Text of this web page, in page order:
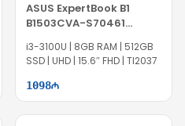
ASUS ExpertBook B1
B1503CVA-S70461
90NX0801-M00VZ0
i3-3100U | 8GB RAM | 512GB
SSD | UHD | 15.6″ FHD | TI2037
1098